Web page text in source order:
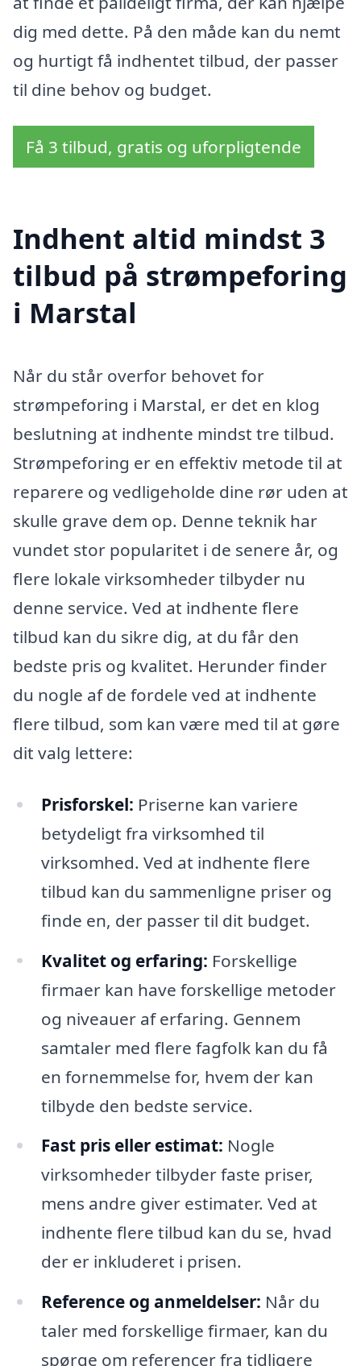
dig med dette. På den måde kan du nemt
og hurtigt få indhentet tilbud, der passer
til dine behov og budget.
Få 3 tilbud, gratis og uforpligtende
Indhent altid mindst 3
tilbud på strømpeforing
i Marstal
Når du står overfor behovet for
strømpeforing i Marstal, er det en klog
beslutning at indhente mindst tre tilbud.
Strømpeforing er en effektiv metode til at
reparere og vedligeholde dine rør uden at
skulle grave dem op. Denne teknik har
vundet stor popularitet i de senere år, og
flere lokale virksomheder tilbyder nu
denne service. Ved at indhente flere
tilbud kan du sikre dig, at du får den
bedste pris og kvalitet. Herunder finder
du nogle af de fordele ved at indhente
flere tilbud, som kan være med til at gøre
dit valg lettere:
Prisforskel: Priserne kan variere
betydeligt fra virksomhed til
virksomhed. Ved at indhente flere
tilbud kan du sammenligne priser og
finde en, der passer til dit budget.
Kvalitet og erfaring: Forskellige
firmaer kan have forskellige metoder
og niveauer af erfaring. Gennem
samtaler med flere fagfolk kan du få
en fornemmelse for, hvem der kan
tilbyde den bedste service.
Fast pris eller estimat: Nogle
virksomheder tilbyder faste priser,
mens andre giver estimater. Ved at
indhente flere tilbud kan du se, hvad
der er inkluderet i prisen.
Reference og anmeldelser: Når du
taler med forskellige firmaer, kan du
spørge om referencer fra tidligere